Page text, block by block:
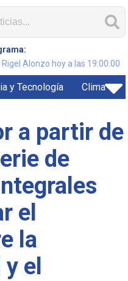
Alonzo hoy a las 19:00:00
y Tecnología Clima
a partir de
de
el
la
el